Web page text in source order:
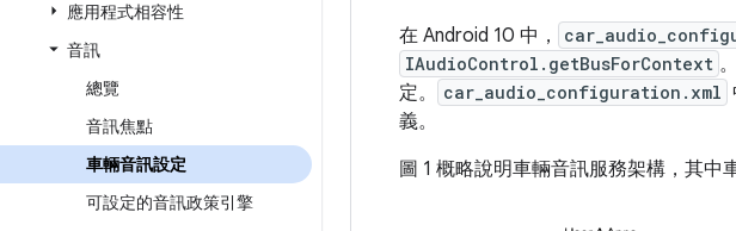
應用程式相容性
音訊
總覽
音訊焦點
車輛音訊設定
可設定的音訊政策引擎
在 Android 10 中，
IAudioControl.getBusForContext
定。
car_audio_configuration.xml
義。
圖 1 概略說明車輛音訊服務架構，其中